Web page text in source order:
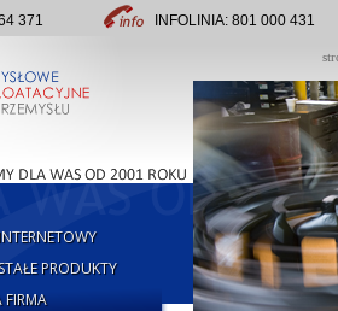
371 INFOLINIA: 801 000 431
PRODUKTY
FIRMA